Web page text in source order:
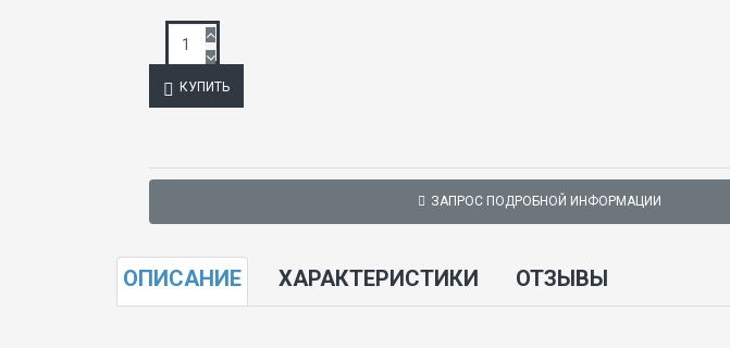
КУПИТЬ
ЗАПРОС ПОДРОБНОЙ ИНФОРМАЦИИ
ОПИСАНИЕ ХАРАКТЕРИСТИКИ ОТЗЫВЫ